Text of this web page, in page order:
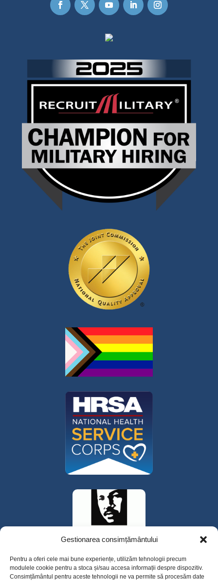
Gestionarea consimțământului
Pentru a oferi cele mai bune experiențe, utilizăm tehnologii precum
modulele cookie pentru a stoca și/sau accesa informații despre dispozitiv.
Consimțământul pentru aceste tehnologii ne va permite să procesăm date